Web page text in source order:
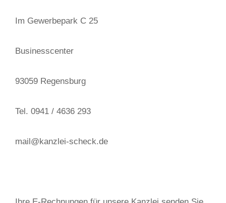
Im Gewerbepark C 25
Businesscenter
93059 Regensburg
Tel. 0941 / 4636 293
mail@kanzlei-scheck.de